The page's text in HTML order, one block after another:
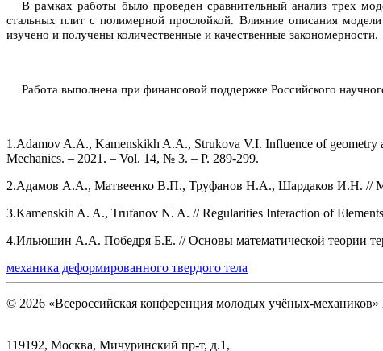
В рамках работы было проведен сравнительный анализ трех
стальных плит с полимерной прослойкой. Влияние описания
изучено и получены количественные и качественные закономерности.
Работа выполнена при финансовой поддержке Российского
1.Adamov A.A., Kamenskikh A.A., Strukova V.I. Influence of geometry
Mechanics. – 2021. – Vol. 14, № 3. – P. 289-299.
2.Адамов А.А., Матвеенко В.П., Труфанов Н.А., Шардаков И.Н. //
3.Kamenskih A. A., Trufanov N. A. // Regularities Interaction of
4.Ильюшин А.А. Победря Б.Е. // Основы математической теории
механика деформированного твердого тела
© 2026 «Всероссийская конференция молодых учёных-
119192, Москва, Мичуринский пр-т, д.1,